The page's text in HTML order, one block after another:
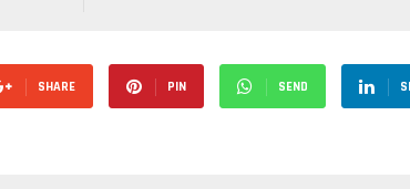
SHARE PIN SEND